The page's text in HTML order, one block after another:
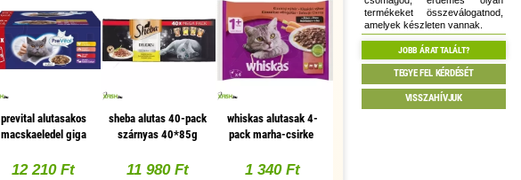
prevital alutasakos
macskaeledel giga
12 210 Ft
sheba alutas 40-pack
szárnyas 40*85g
db/csomag
11 980 Ft
whiskas alutasak 4-
pack marha-csirke
multipack
1 340 Ft
termékeket összeválogatnod,
amelyek készleten vannak.
JOBB ÁRAT TALÁLT?
TEGYE FEL KÉRDÉSÉT
VISSZAHÍVJUK